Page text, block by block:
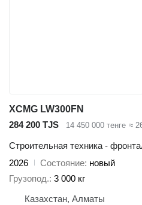
XCMG LW300FN
284 200 TJS
14 450 000 тенге ≈
Строительная техника -
2026
Состояние новый
Грузопод. 3 000 кг
Казахстан, Алматы